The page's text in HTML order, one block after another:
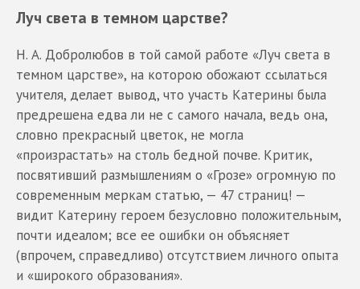
Луч света в темном царстве?
Н. А. Добролюбов в той самой работе «Луч света в
темном царстве», на которою обожают ссылаться
учителя, делает вывод, что участь Катерины была
предрешена едва ли не с самого начала, ведь она,
словно прекрасный цветок, не могла
«произрастать» на столь бедной почве. Критик,
посвятивший размышлениям о «Грозе» огромную по
современным меркам статью, — 47 страниц! —
видит Катерину героем безусловно положительным,
почти идеалом; все ее ошибки он объясняет
(впрочем, справедливо) отсутствием личного опыта
и «широкого образования».